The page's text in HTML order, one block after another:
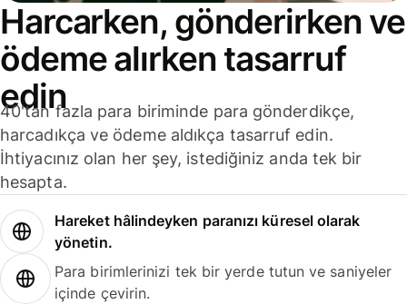
Harcarken, gönderirken ve
ödeme alırken tasarruf
edin
40'tan fazla para biriminde para gönderdikçe,
harcadıkça ve ödeme aldıkça tasarruf edin.
İhtiyacınız olan her şey, istediğiniz anda tek bir
hesapta.
Hareket hâlindeyken paranızı küresel olarak
yönetin.
Para birimlerinizi tek bir yerde tutun ve saniyeler
içinde çevirin.